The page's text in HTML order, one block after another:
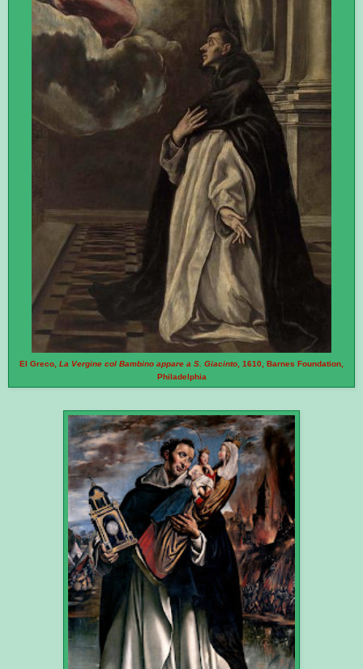
El Greco, La Vergine col Bambino appare a S. Giacinto, 1610, Barnes Foundation,
Philadelphia